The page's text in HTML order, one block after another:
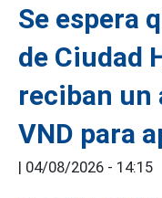
Se espera
de Ciudad
reciban un
VND para
| 04/08/2026 - 14:15